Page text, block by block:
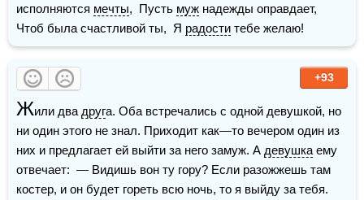
исполняются мечты,  Пусть муж надежды оправдает,
Чтоб была счастливой ты,  Я радости тебе желаю!
+93
Жили два друга. Оба встречались с одной девушкой, но
ни один этого не знал. Приходит как—то вечером один из
них и предлагает ей выйти за него замуж. А девушка ему
отвечает:  — Видишь вон ту гору? Если разожжешь там
костер, и он будет гореть всю ночь, то я выйду за тебя.